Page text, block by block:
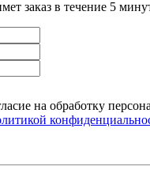
заказ в течение 5
на обработку